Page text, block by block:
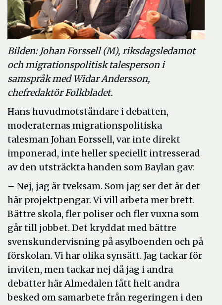
Bilden: Johan Forssell (M), riksdagsledamot
och migrationspolitisk talesperson i
samspråk med Widar Andersson,
chefredaktör Folkbladet.
Hans huvudmotståndare i debatten,
moderaternas migrationspolitiska
talesman Johan Forssell, var inte direkt
imponerad, inte heller speciellt intresserad
av den utsträckta handen som Baylan gav:
– ­Nej, jag är tveksam. Som jag ser det är det
här projektpengar. Vi vill arbeta mer brett.
Bättre skola, fler poliser och fler vuxna som
går till jobbet. Det kryddat med bättre
svenskundervisning på asylboenden och på
förskolan. Vi har olika synsätt. Jag tackar för
inviten, men tackar nej då jag i andra
debatter här Almedalen fått helt andra
besked om samarbete från regeringen i den